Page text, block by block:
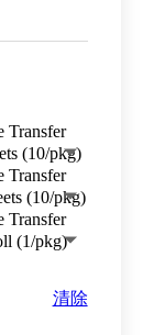
Transfer
(10/pkg)
Transfer
(10/pkg)
Transfer
(1/pkg)
清除